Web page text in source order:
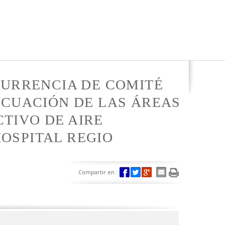
DE COMITÉ
DE LAS ÁREAS
DE AIRE
REGIO
Compartir en :